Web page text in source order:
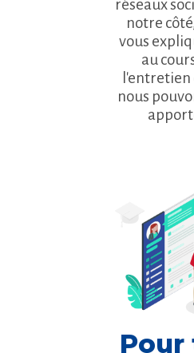
réseaux
notre
vous
au
l'entretien
nous
Pour